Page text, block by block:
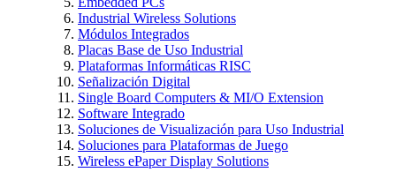
Industrial Wireless Solutions
Módulos Integrados
Placas Base de Uso Industrial
Plataformas Informáticas RISC
Señalización Digital
Single Board Computers & MI/O Extension
Software Integrado
Soluciones de Visualización para Uso Industrial
Soluciones para Plataformas de Juego
Wireless ePaper Display Solutions